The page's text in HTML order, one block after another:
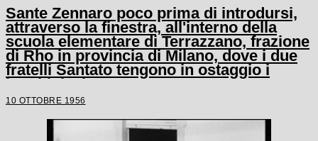
Sante Zennaro poco prima di introdursi,
attraverso la finestra, all'interno della
scuola elementare di Terrazzano, frazione
di Rho in provincia di Milano, dove i due
fratelli Santato tengono in ostaggio i
bambini e le tre maestre
10 OTTOBRE 1956